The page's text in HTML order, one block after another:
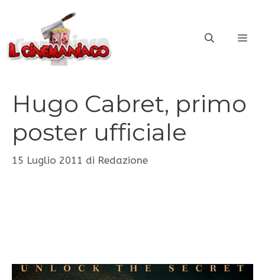
contenuto
Hugo Cabret, primo
poster ufficiale
15 Luglio 2011 di Redazione